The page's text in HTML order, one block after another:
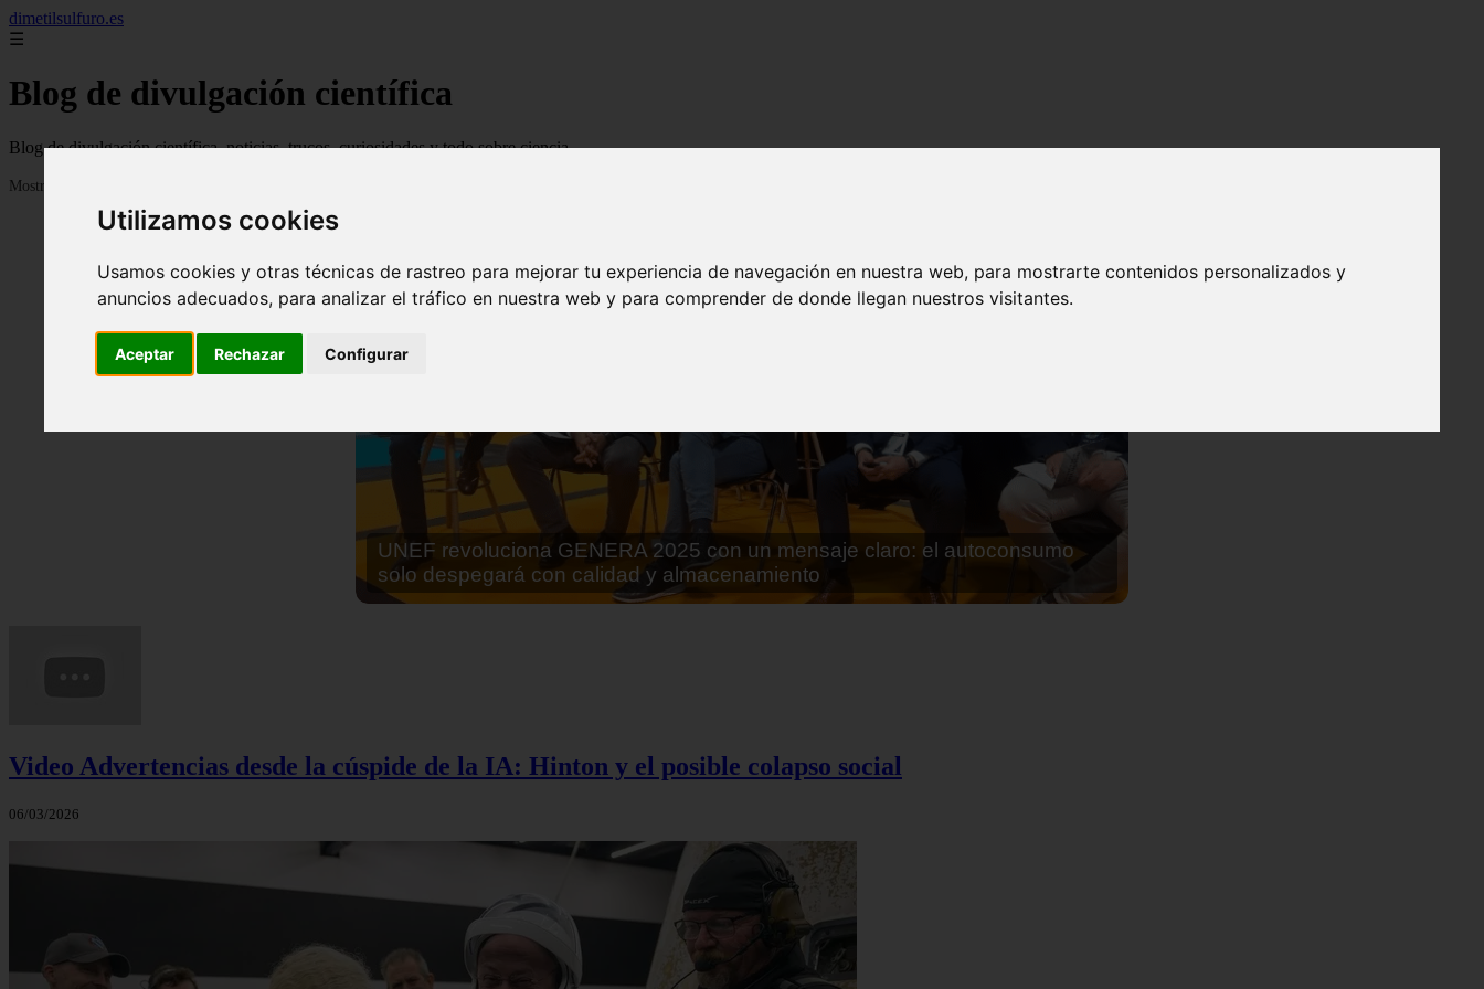
Utilizamos cookies
Usamos cookies y otras técnicas de rastreo para mejorar tu experiencia de navegación en nuestra web, para mostrarte contenidos personalizados y
anuncios adecuados, para analizar el tráfico en nuestra web y para comprender de donde llegan nuestros visitantes.
Aceptar Rechazar Configurar
dimetilsulfuro.es
☰
Blog de divulgación científica
Blog de divulgación científica, noticias, trucos, curiosidades y todo sobre ciencia
Mostrando 1 - 24 de 907 artículos
En África harán lo que parecía imposible: Utilizarán moléculas de agua para
cocinar sus alimentos
Video Advertencias desde la cúspide de la IA: Hinton y el posible colapso social
06/03/2026